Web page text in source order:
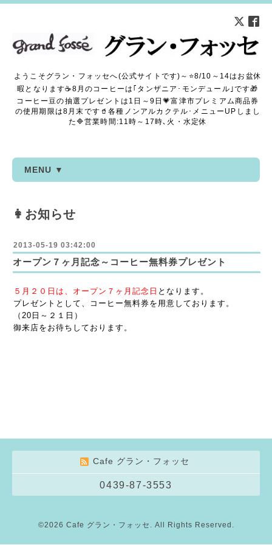
ようこそグラン・フォッセへ(公式サイトです)～⭐8/10～14はお盆休
暇となります☕8月のコーヒーは｢タンザニア･モンデュール｣です🎁
コーヒー豆の抽選プレゼントは1日～9日💗富津市プレミアム商品券
の使用期限は8月末です🥤各種ノンアルカクテル･メニューUPしまし
た🔷営業時間:11時～17時､火・水定休
MENU ▼
👩お知らせ
2013-05-19 03:42:00
オープン７ヶ月記念～コーヒー無料券プレゼント
５月２０日は、オープン７ヶ月記念日 となります。
プレゼントとして、コーヒー無料券を用意しております。
（20日～２１日）
御来店をお待ちしております。
Cafe グラン・フォッセ
0439-87-3553
©2026 Cafe グラン・フォッセ . All Rights Reserved.